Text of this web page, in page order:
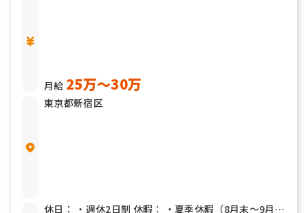
月給 25万〜30万
東京都新宿区
休日： ・週休2日制 休暇： ・夏季休暇（8月末〜9月中